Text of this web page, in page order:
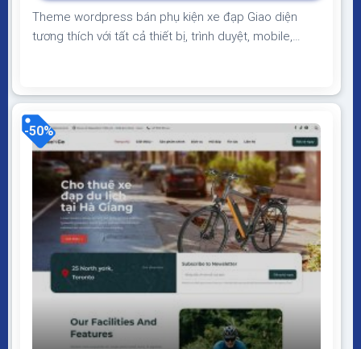
Theme wordpress bán phụ kiện xe đạp Giao diện
tương thích với tất cả thiết bị, trình duyệt, mobile,
load nhanh nhẹ tối ưu với các công cụ tìm kiếm
Theme sạch hoàn toàn 100% không...
-50%